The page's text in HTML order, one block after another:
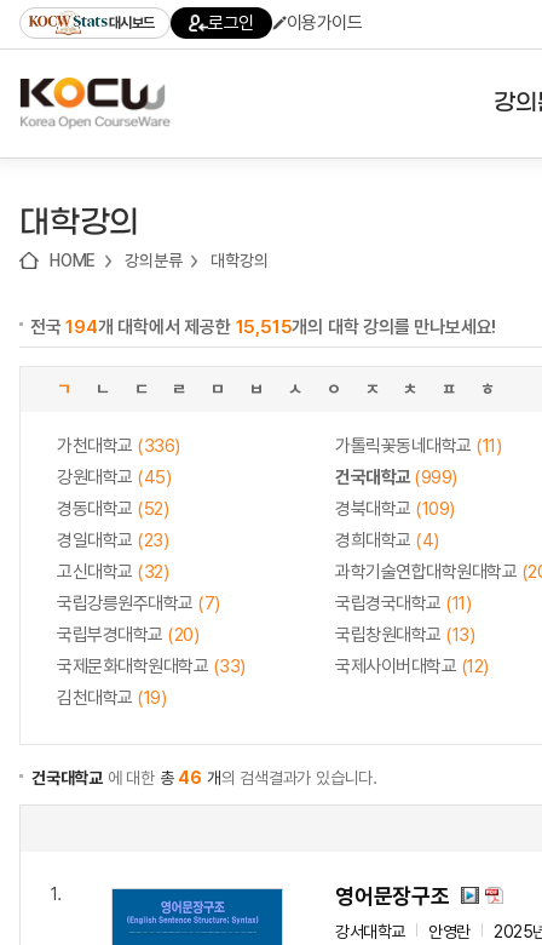
기
기
기
content)
가
대시보드 로그인 이용가이드
강
대학강의
HOME 강의분류 대학강의
전국194개 대학에서 제공한 15,515개의 대학 강의를 만나보세요!
ㄱ ㄴ ㄷ ㄹ ㅁ ㅂ ㅅ ㅇ ㅈ ㅊ ㅍ ㅎ
가천대학교 (336) 가톨릭꽃동네대학교 (11)
강원대학교 (45) 건국대학교(999)
경동대학교 (52) 경북대학교 (109)
경일대학교 (23) 경희대학교 (4)
고신대학교 (32) 과학기술연합대학원대학교
국립강릉원주대학교 (7) 국립경국대학교 (11)
국립부경대학교 (20) 국립창원대학교 (13)
국제문화대학원대학교 (33) 국제사이버대학교 (12)
김천대학교 (19)
건국대학교 에 대한 총 46 개의 검색결과가 있습니다.
1. 영어문장구조
강서대학교 안영란
2025